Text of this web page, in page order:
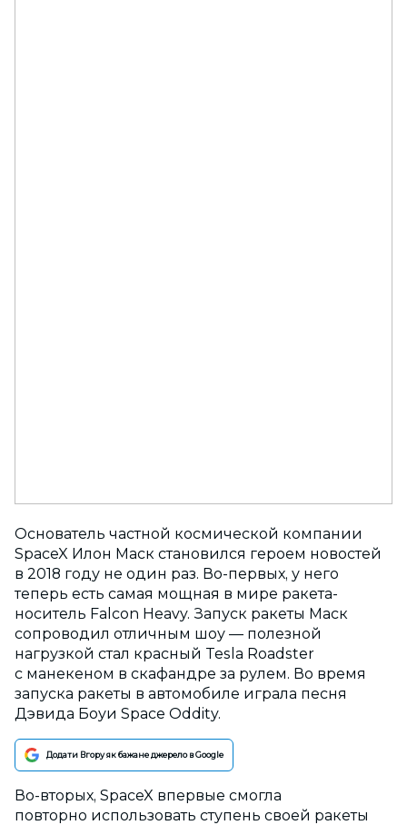
Основатель частной космической компании
SpaceX Илон Маск становился героем новостей
в 2018 году не один раз. Во-первых, у него
теперь есть самая мощная в мире ракета-
носитель Falcon Heavy. Запуск ракеты Маск
сопроводил отличным шоу — полезной
нагрузкой стал красный Tesla Roadster
с манекеном в скафандре за рулем. Во время
запуска ракеты в автомобиле играла песня
Дэвида Боуи Space Oddity.
Додати Вгору як бажане джерело в Google
Во-вторых, SpaceX впервые смогла
повторно использовать ступень своей ракеты